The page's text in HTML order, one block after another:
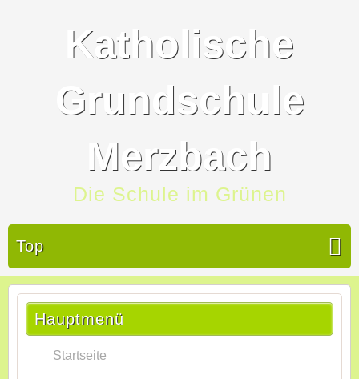
Katholische
Grundschule
Merzbach
Die Schule im Grünen
Top
Hauptmenü
Startseite